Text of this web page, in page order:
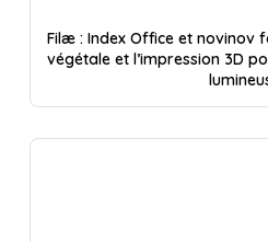
Filæ : Index Office et novinov
végétale et l’impression 3D